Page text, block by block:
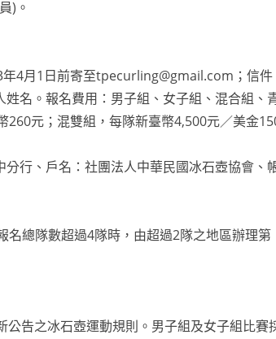
)。
4月1日前寄至tpecurling@gmail.com；信件
名。報名費用：男子組、女子組、混合組、
元；混雙組，每隊新臺幣4,500元／美金
行、戶名：社團法人中華民國冰石壺協會、
名總隊數超過4隊時，由超過2隊之地區辦理第
告之冰石壺運動規則。男子組及女子組比賽